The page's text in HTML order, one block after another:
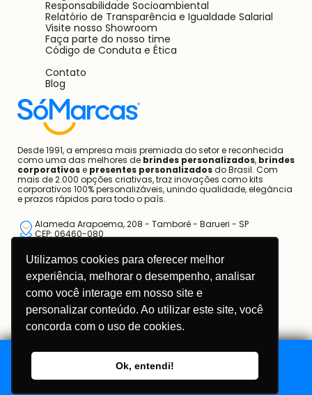
Utilizamos cookies para oferecer melhor
experiência, melhorar o desempenho, analisar
como você interage em nosso site e
personalizar conteúdo. Ao utilizar este site, você
concorda com o uso de cookies.
Ok, entendi!
Adicionar ao Orçamento
Desde 1991, a empresa mais premiada do setor e reconhecida
como uma das melhores de brindes personalizados, brindes
corporativose presentes personalizadosdo Brasil. Com
mais de 2.000 opções criativas, traz inovações como kits
corporativos 100% personalizáveis, unindo qualidade, elegância
e prazos rápidos para todo o país.
Alameda Arapoema, 208 - Tamboré - Barueri - SP
CEP: 06460-080
11 3670-1360
11 95681-5743
atendimento@somarcas.com.br
SO MARCAS COMERCIAL LTDA.
CNPJ: 67.308.981/0001-00
Responsabilidade Socioambiental
Relatório de Transparência e Igualdade Salarial
Visite nosso Showroom
Faça parte do nosso time
Código de Conduta e Ética
Contato
Blog